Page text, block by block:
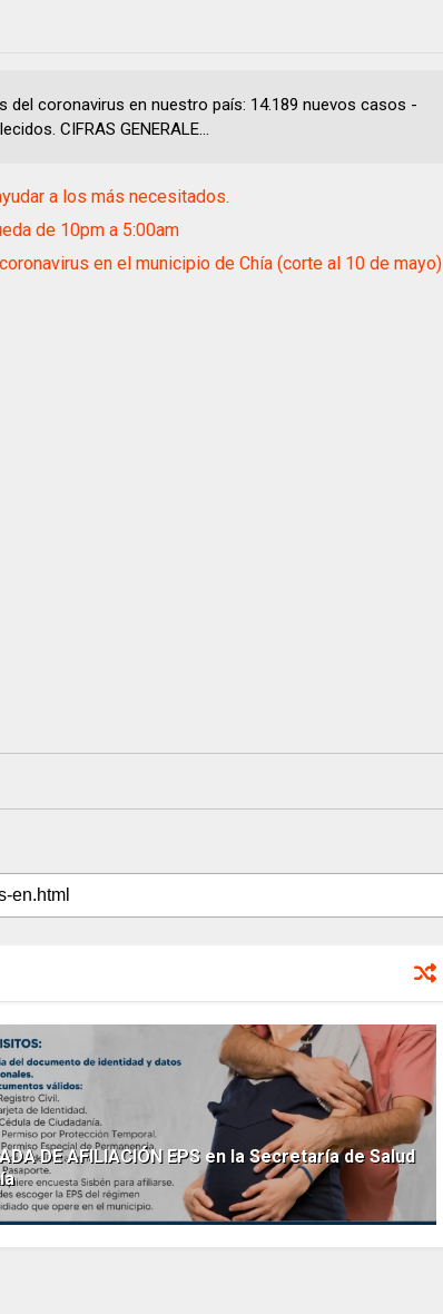
coronavirus en nuestro país: 14.189 nuevos casos -
CIFRAS GENERALE...
a los más necesitados.
de 10pm a 5:00am
en el municipio de Chía (corte al 10 de mayo)
DE AFILIACIÓN EPS en la Secretaría de Salud